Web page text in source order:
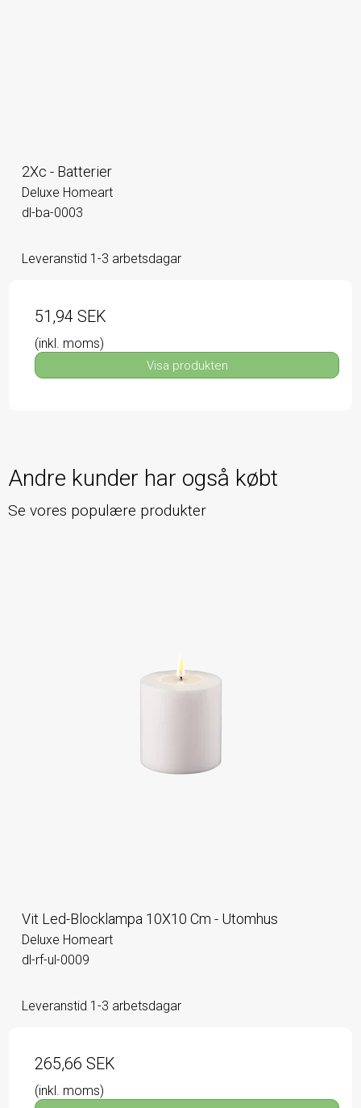
2Xc - Batterier
Deluxe Homeart
dl-ba-0003
Leveranstid 1-3 arbetsdagar
51,94 SEK
(inkl. moms)
Visa produkten
Andre kunder har også købt
Se vores populære produkter
Vit Led-Blocklampa 10X10 Cm - Utomhus
Deluxe Homeart
dl-rf-ul-0009
Leveranstid 1-3 arbetsdagar
265,66 SEK
(inkl. moms)